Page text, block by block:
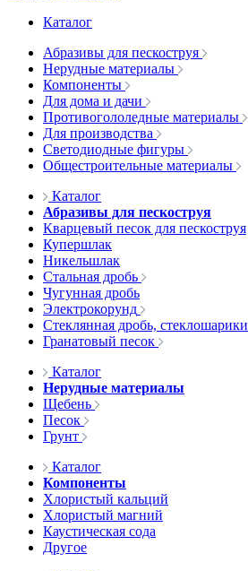
Каталог
Абразивы для пескоструя
Нерудные материалы
Компоненты
Для дома и дачи
Противогололедные материалы
Для производства
Светодиодные фигуры
Общестроительные материалы
Каталог
Абразивы для пескоструя
Кварцевый песок для пескоструя
Купершлак
Никельшлак
Стальная дробь
Чугунная дробь
Электрокорунд
Стеклянная дробь, стеклошарики
Гранатовый песок
Каталог
Нерудные материалы
Щебень
Песок
Грунт
Каталог
Компоненты
Хлористый кальций
Хлористый магний
Каустическая сода
Другое